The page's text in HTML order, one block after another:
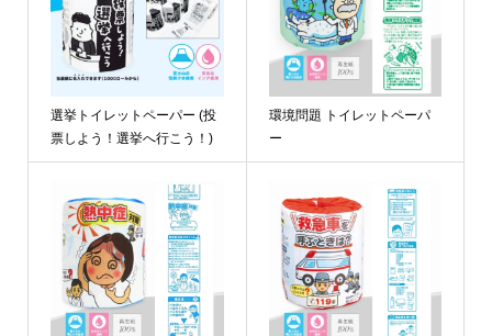
選挙トイレットペーパー (投
票しよう！選挙へ行こう！)
環境問題 トイレットペーパ
ー